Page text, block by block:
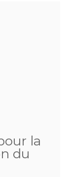
la
du